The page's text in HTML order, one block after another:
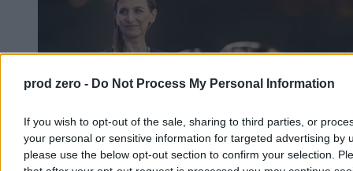
prod zero - Do Not Process My Personal Information
If you wish to opt-out of the sale, sharing to third parties, or
your personal or sensitive information for targeted advertising by
please use the below opt-out section to confirm your selection.